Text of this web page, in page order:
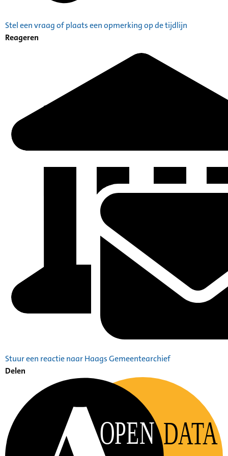
Stel een vraag of plaats een opmerking op de tijdlijn
Reageren
Stuur een reactie naar Haags Gemeentearchief
Delen
OPEN DATA